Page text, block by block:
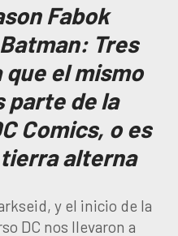
Fabok
Tres
el mismo
parte de la
Comics, o es
alterna
y el inicio de la
DC nos llevaron a